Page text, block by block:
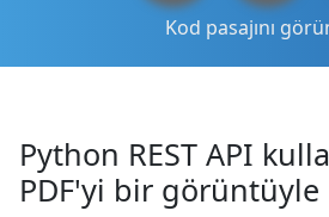
Kod pasajını
Python REST API
PDF'yi bir